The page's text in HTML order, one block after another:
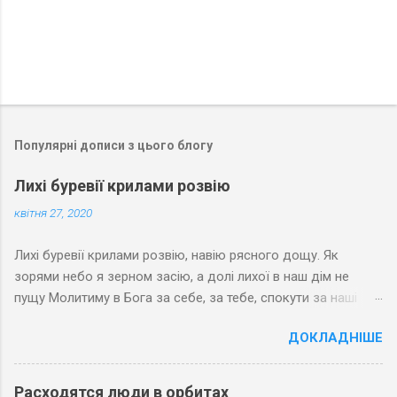
Популярні дописи з цього блогу
Лихі буревії крилами розвію
квітня 27, 2020
Лихі буревії крилами розвію, навію рясного дощу. Як
зорями небо я зерном засію, а долі лихої в наш дім не
пущу Молитиму в Бога за себе, за тебе, спокути за наші
ДОКЛАДНІШЕ
Расходятся люди в орбитах